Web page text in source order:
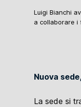
Luigi Bianchi
a collaborare i
Nuova
La sede si